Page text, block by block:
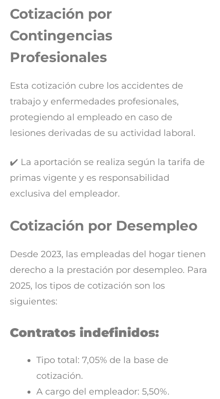
Cotización por
Contingencias
Profesionales
Esta cotización cubre los accidentes de
trabajo y enfermedades profesionales,
protegiendo al empleado en caso de
lesiones derivadas de su actividad laboral.
✔️ La aportación se realiza según la tarifa de
primas vigente y es responsabilidad
exclusiva del empleador.
Cotización por Desempleo
Desde 2023, las empleadas del hogar tienen
derecho a la prestación por desempleo. Para
2025, los tipos de cotización son los
siguientes:
Contratos indefinidos:
Tipo total: 7,05% de la base de
cotización.
A cargo del empleador: 5,50%.